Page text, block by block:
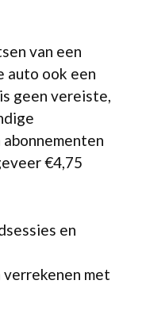
van een
auto ook een
geen vereiste,
€4,75
en
met